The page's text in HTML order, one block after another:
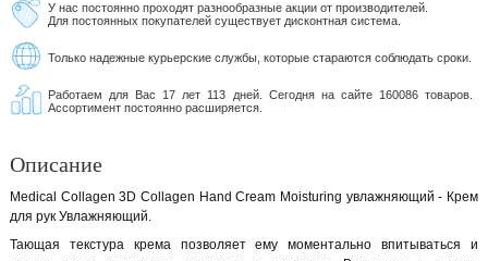
У нас постоянно проходят разнообразные акции от производителей.
Для постоянных покупателей существует дисконтная система.
Только надежные курьерские службы, которые стараются соблюдать сроки.
Работаем для Вас 17 лет 113 дней. Сегодня на сайте 160086 товаров.
Ассортимент постоянно расширяется.
Описание
Medical Collagen 3D Collagen Hand Cream Moisturing увлажняющий - Крем
для рук Увлажняющий.
Тающая текстура крема позволяет ему моментально впитываться и